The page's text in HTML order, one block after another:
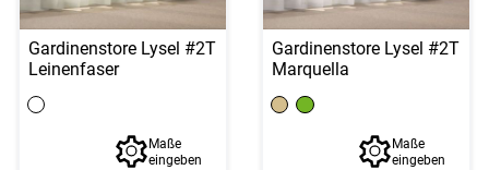
Gardinenstore Lysel #2T
Leinenfaser
Maße
eingeben
Gardinenstore Lysel #2T
Marquella
Maße
eingeben